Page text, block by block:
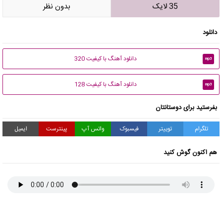
35 لایک بدون نظر
دانلود
mp3 دانلود آهنگ با کیفیت 320
mp3 دانلود آهنگ با کیفیت 128
بفرستید برای دوستانتان
تلگرام توییتر فیسبوک واتس آپ پینترست ایمیل
هم اکنون گوش کنید